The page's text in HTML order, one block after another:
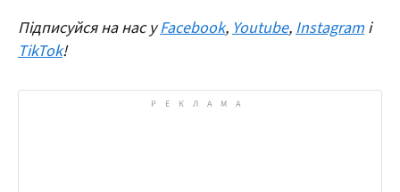
Підписуйся на нас уFacebook,Youtube,Instagram і
TikTok!